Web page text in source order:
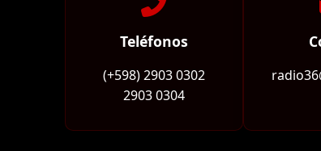
Teléfonos
(+598) 2903 0302
2903 0304